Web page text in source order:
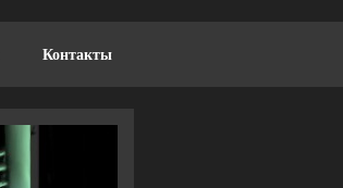
Контакты